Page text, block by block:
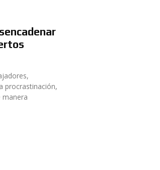
procrastinación,
manera